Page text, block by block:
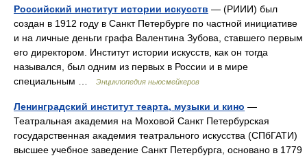
Российский институт истории искусств — (РИИИ) был
создан в 1912 году в Санкт Петербурге по частной инициативе
и на личные деньги графа Валентина Зубова, ставшего первым
его директором. Институт истории искусств, как он тогда
назывался, был одним из первых в России и в мире
специальным …
Энциклопедия ньюсмейкеров
Ленинградский институт теарта, музыки и кино —
Театральная академия на Моховой Санкт Петербурская
государственная академия театрального искусства (СПбГАТИ)
высшее учебное заведение Санкт Петербурга, основано в 1779